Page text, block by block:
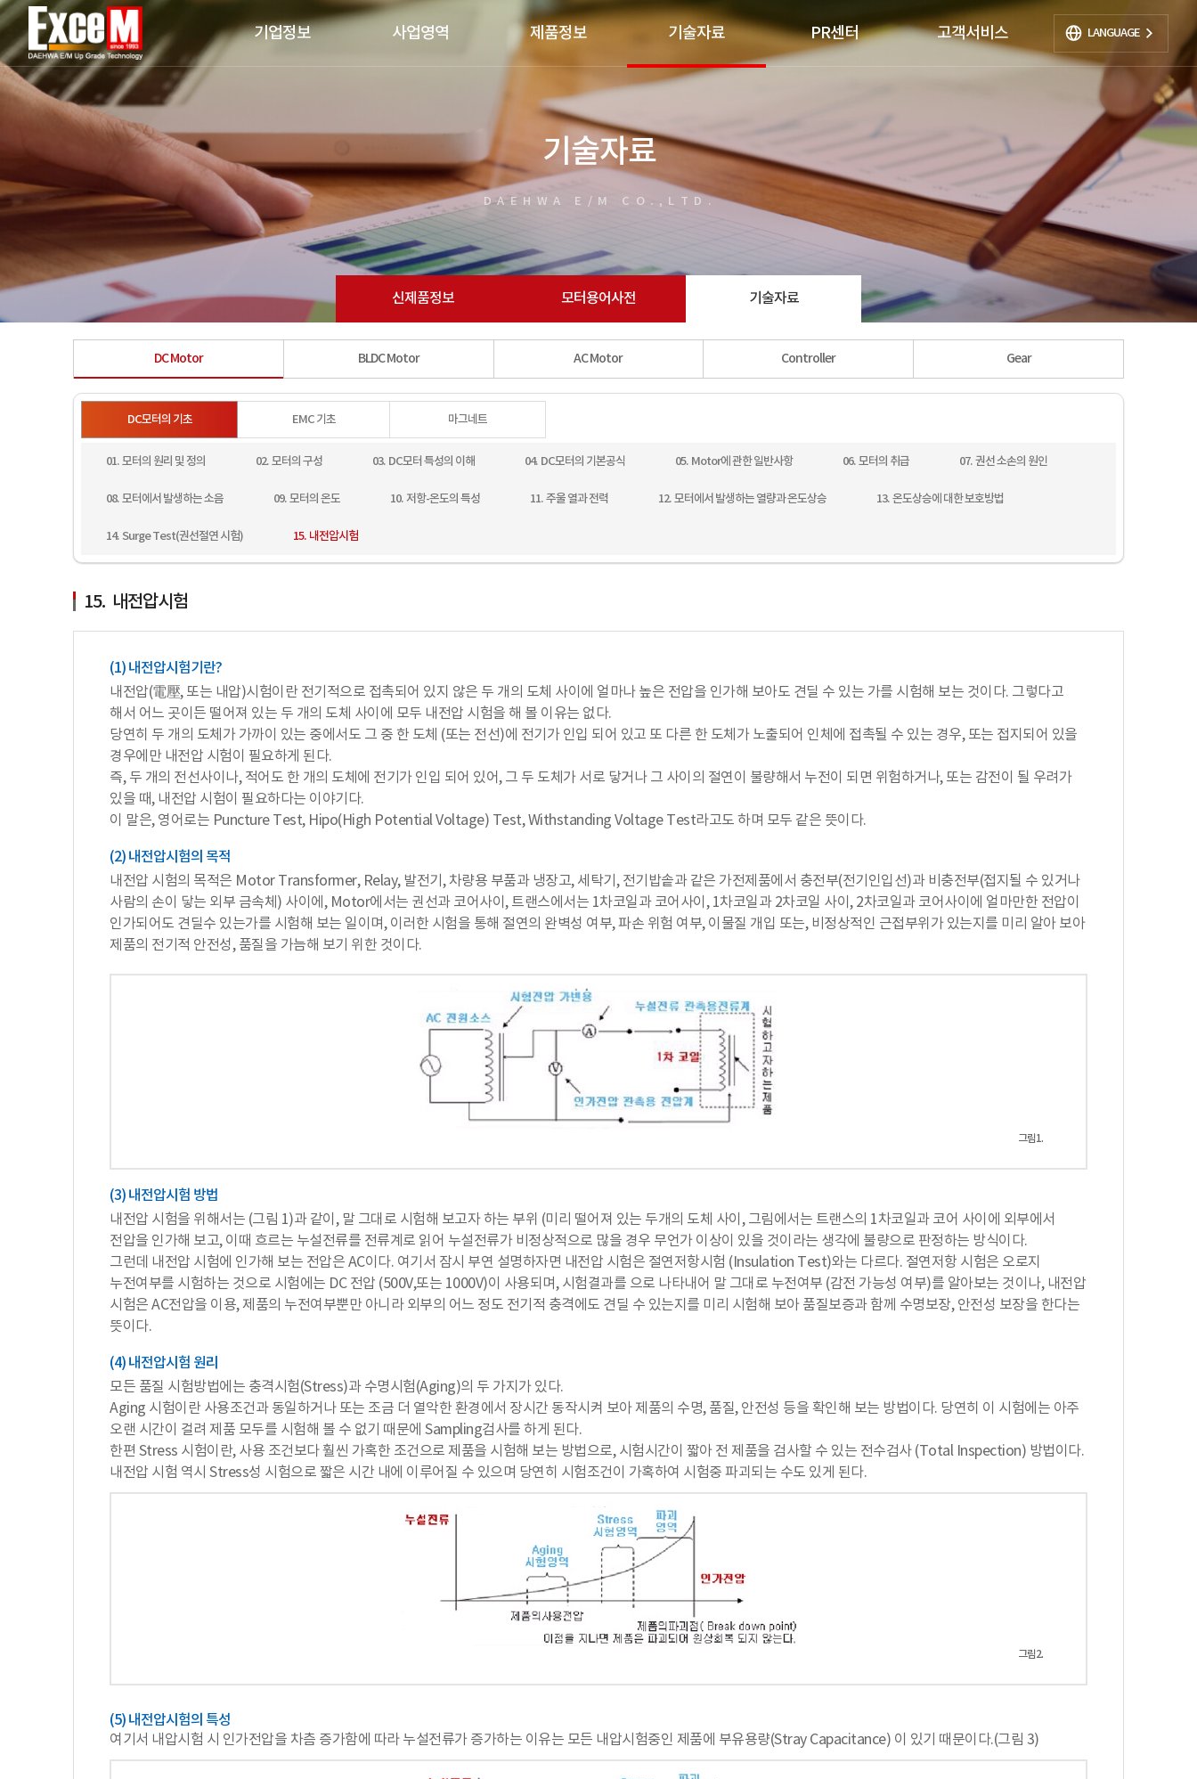
기업정보 사업영역 제품정보 기술자료 PR센터 고객서비스 LANGUAGE
기술자료
DAEHWA E/M CO.,LTD.
신제품정보 모터용어사전 기술자료
DC Motor BLDC Motor AC Motor Controller Gear
DC모터의 기초 EMC 기초 마그네트
01. 모터의 원리 및 정의 02. 모터의 구성 03. DC모터 특성의 이해 04. DC모터의 기본공식 05. Motor에 관한 일반사항 06. 모터의 취급 07. 권선 소손의 원인
08. 모터에서 발생하는 소음 09. 모터의 온도 10. 저항-온도의 특성 11. 주울 열과 전력 12. 모터에서 발생하는 열량과 온도상승 13. 온도상승에 대한 보호방법
14. Surge Test(권선절연 시험) 15. 내전압시험
15. 내전압시험
(1) 내전압시험기란?
내전압(電壓, 또는 내압)시험이란 전기적으로 접촉되어 있지 않은 두 개의 도체 사이에 얼마나 높은 전압을 인가해 보아도 견딜 수 있는 가를 시험해 보는 것이다. 그렇다고
해서 어느 곳이든 떨어져 있는 두 개의 도체 사이에 모두 내전압 시험을 해 볼 이유는 없다.
당연히 두 개의 도체가 가까이 있는 중에서도 그 중 한 도체 (또는 전선)에 전기가 인입 되어 있고 또 다른 한 도체가 노출되어 인체에 접촉될 수 있는 경우, 또는 접지되어 있을
경우에만 내전압 시험이 필요하게 된다.
즉, 두 개의 전선사이나, 적어도 한 개의 도체에 전기가 인입 되어 있어, 그 두 도체가 서로 닿거나 그 사이의 절연이 불량해서 누전이 되면 위험하거나, 또는 감전이 될 우려가
있을 때, 내전압 시험이 필요하다는 이야기다.
이 말은, 영어로는 Puncture Test, Hipo(High Potential Voltage) Test, Withstanding Voltage Test라고도 하며 모두 같은 뜻이다.
(2) 내전압시험의 목적
내전압 시험의 목적은 Motor Transformer, Relay, 발전기, 차량용 부품과 냉장고, 세탁기, 전기밥솥과 같은 가전제품에서 충전부(전기인입선)과 비충전부(접지될 수 있거나
사람의 손이 닿는 외부 금속체) 사이에, Motor에서는 권선과 코어사이, 트랜스에서는 1차코일과 코어사이, 1차코일과 2차코일 사이, 2차코일과 코어사이에 얼마만한 전압이
인가되어도 견딜수 있는가를 시험해 보는 일이며, 이러한 시험을 통해 절연의 완벽성 여부, 파손 위험 여부, 이물질 개입 또는, 비정상적인 근접부위가 있는지를 미리 알아 보아
제품의 전기적 안전성, 품질을 가늠해 보기 위한 것이다.
그림1.
(3) 내전압시험 방법
내전압 시험을 위해서는 (그림 1)과 같이, 말 그대로 시험해 보고자 하는 부위 (미리 떨어져 있는 두개의 도체 사이, 그림에서는 트랜스의 1차코일과 코어 사이에 외부에서
전압을 인가해 보고, 이때 흐르는 누설전류를 전류계로 읽어 누설전류가 비정상적으로 많을 경우 무언가 이상이 있을 것이라는 생각에 불량으로 판정하는 방식이다.
그런데 내전압 시험에 인가해 보는 전압은 AC이다. 여기서 잠시 부연 설명하자면 내전압 시험은 절연저항시험 (Insulation Test)와는 다르다. 절연저항 시험은 오로지
누전여부를 시험하는 것으로 시험에는 DC 전압 (500V,또는 1000V)이 사용되며, 시험결과를 으로 나타내어 말 그대로 누전여부 (감전 가능성 여부)를 알아보는 것이나, 내전압
시험은 AC전압을 이용, 제품의 누전여부뿐만 아니라 외부의 어느 정도 전기적 충격에도 견딜 수 있는지를 미리 시험해 보아 품질보증과 함께 수명보장, 안전성 보장을 한다는
뜻이다.
(4) 내전압시험 원리
모든 품질 시험방법에는 충격시험(Stress)과 수명시험(Aging)의 두 가지가 있다.
Aging 시험이란 사용조건과 동일하거나 또는 조금 더 열악한 환경에서 장시간 동작시켜 보아 제품의 수명, 품질, 안전성 등을 확인해 보는 방법이다. 당연히 이 시험에는 아주
오랜 시간이 걸려 제품 모두를 시험해 볼 수 없기 때문에 Sampling검사를 하게 된다.
한편 Stress 시험이란, 사용 조건보다 훨씬 가혹한 조건으로 제품을 시험해 보는 방법으로, 시험시간이 짧아 전 제품을 검사할 수 있는 전수검사 (Total Inspection) 방법이다.
내전압 시험 역시 Stress성 시험으로 짧은 시간 내에 이루어질 수 있으며 당연히 시험조건이 가혹하여 시험중 파괴되는 수도 있게 된다.
그림2.
(5) 내전압시험의 특성
여기서 내압시험 시 인가전압을 차츰 증가함에 따라 누설전류가 증가하는 이유는 모든 내압시험중인 제품에 부유용량(Stray Capacitance) 이 있기 때문이다.(그림 3)